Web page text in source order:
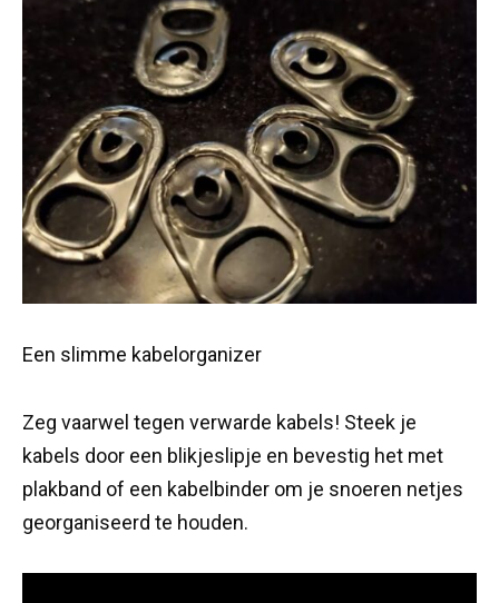
Een slimme kabelorganizer
Zeg vaarwel tegen verwarde kabels! Steek je
kabels door een blikjeslipje en bevestig het met
plakband of een kabelbinder om je snoeren netjes
georganiseerd te houden.